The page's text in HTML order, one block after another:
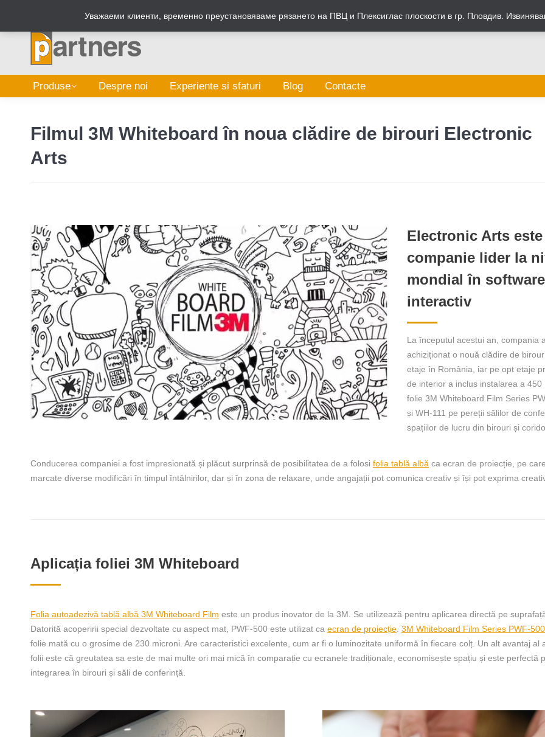
Produse Despre noi Experiente si sfaturi Blog Contacte
Filmul 3M Whiteboard în noua clădire de birouri Electronic
Arts
Electronic Arts
companie lider la
mondial în software
interactiv
La începutul acestui an, compania a
achiziționat o nouă clădire de
etaje în România, iar pe opt etaje
de interior a inclus instalarea a 450
folie 3M Whiteboard Film Series
și WH-111 pe pereții sălilor de
spațiilor de lucru din birouri și
Conducerea companiei a fost impresionată și plăcut surprinsă de posibilitatea de a folosi folia tablă albă ca ecran de proiecție, pe
marcate diverse modificări în timpul întâlnirilor, dar și în zona de relaxare, unde angajații pot comunica creativ și își pot exprima
Aplicația foliei 3M Whiteboard
Folia autoadezivă tablă albă 3M Whiteboard Film este un produs inovator de la 3M. Se utilizează pentru aplicarea directă pe
Datorită acoperirii special dezvoltate cu aspect mat, PWF-500 este utilizat ca ecran de proiecție 3M Whiteboard Film Series PWF-500
folie mată cu o grosime de 230 microni. Are caracteristici excelente, cum ar fi o luminozitate uniformă în fiecare colț. Un alt avantaj al
folii este că greutatea sa este de mai multe ori mai mică în comparație cu ecranele tradiționale, economisește spațiu și este perfectă
integrarea în birouri și săli de conferință.
Уважаеми клиенти, временно преустановяваме рязането на ПВЦ и Плексиглас плоскости в гр. Пловдив.